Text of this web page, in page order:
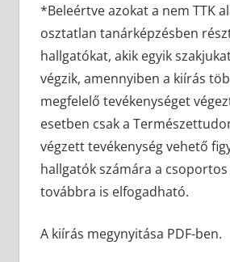
*Beleértve azokat a nem TTK
osztatlan tanárképzésben
hallgatókat, akik egyik
végzik, amennyiben a kiírás
megfelelő tevékenységet
esetben csak a
végzett tevékenység vehető
hallgatók számára a
továbbra is elfogadható.
A kiírás megynyitása PDF-ben.